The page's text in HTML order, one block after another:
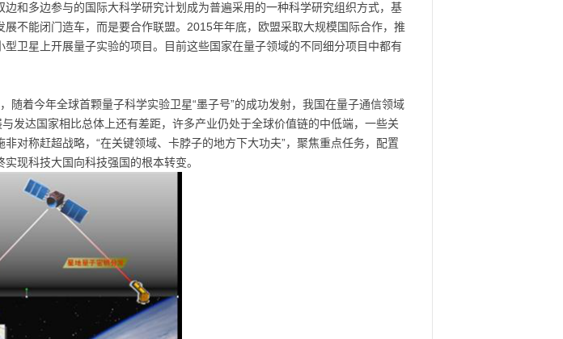
和多边参与的国际大科学研究计划成为普遍采用的一种科学研究组织方式，基
不能闭门造车，而是要合作联盟。2015年年底，欧盟采取大规模国际合作，推
卫星上开展量子实验的项目。目前这些国家在量子领域的不同细分项目中都有
随着今年全球首颗量子科学实验卫星“墨子号”的成功发射，我国在量子通信领域
发达国家相比总体上还有差距，许多产业仍处于全球价值链的中低端，一些关
对称赶超战略，“在关键领域、卡脖子的地方下大功夫”，聚焦重点任务，配置
现科技大国向科技强国的根本转变。